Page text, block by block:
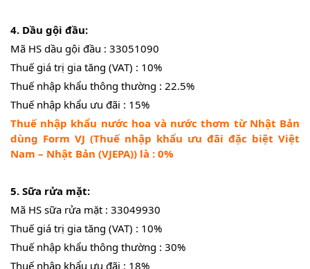
4. Dầu gội đầu:
Mã HS dầu gội đầu : 33051090
Thuế giá trị gia tăng (VAT) : 10%
Thuế nhập khẩu thông thường : 22.5%
Thuế nhập khẩu ưu đãi : 15%
Thuế nhập khẩu nước hoa và nước thơm từ Nhật Bản
dùng Form VJ (Thuế nhập khẩu ưu đãi đặc biệt Việt
Nam – Nhật Bản (VJEPA)) là : 0%
5. Sữa rửa mặt:
Mã HS sữa rửa mặt : 33049930
Thuế giá trị gia tăng (VAT) : 10%
Thuế nhập khẩu thông thường : 30%
Thuế nhập khẩu ưu đãi : 18%